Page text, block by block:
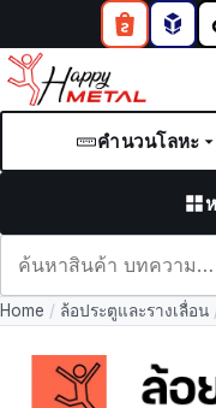
คำนวนโลหะ
และ
Home / ล้อประตูและรางเลื่อน